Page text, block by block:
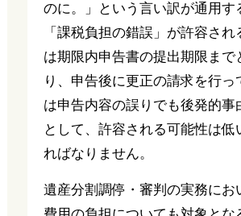
のに。」という言い訳が通用す
「課税負担の錯誤」が許容さ
は期限内申告書の提出期限まで
り、申告後に更正の請求を行っ
は申告内容の誤りでも後発的事
として、許容される可能性は低
ればなりません。
遺産分割調停・審判の実務にお